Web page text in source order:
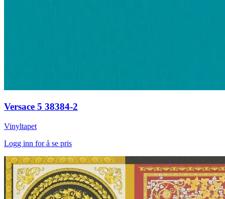
Versace 5 38384-2
Vinyltapet
Logg inn for å se pris